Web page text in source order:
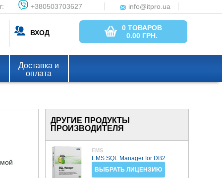
+380503703627 info@itpro.ua
ВХОД
0 ТОВАРОВ
0.00 ГРН.
Доставка и
оплата
ДРУГИЕ ПРОДУКТЫ
ПРОИЗВОДИТЕЛЯ
EMS
EMS SQL Manager for DB2
ВЫБРАТЬ ЛИЦЕНЗИЮ